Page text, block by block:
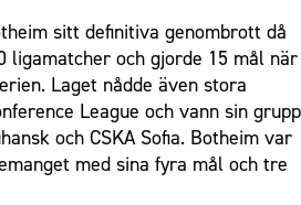
sitt definitiva genombrott då
ligamatcher och gjorde 15 mål när
Laget nådde även stora
League och vann sin grupp
och CSKA Sofia. Botheim var
med sina fyra mål och tre